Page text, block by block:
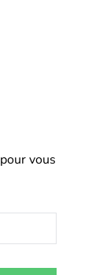
vous